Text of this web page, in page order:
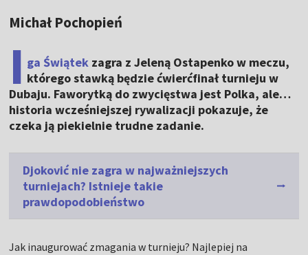
Michał Pochopień
I ga Świątek zagra z Jeleną Ostapenko w meczu,
którego stawką będzie ćwierćfinał turnieju w
Dubaju. Faworytką do zwycięstwa jest Polka, ale…
historia wcześniejszej rywalizacji pokazuje, że
czeka ją piekielnie trudne zadanie.
Djoković nie zagra w najważniejszych
turniejach? Istnieje takie
prawdopodobieństwo
Jak inaugurować zmagania w turnieju? Najlepiej na